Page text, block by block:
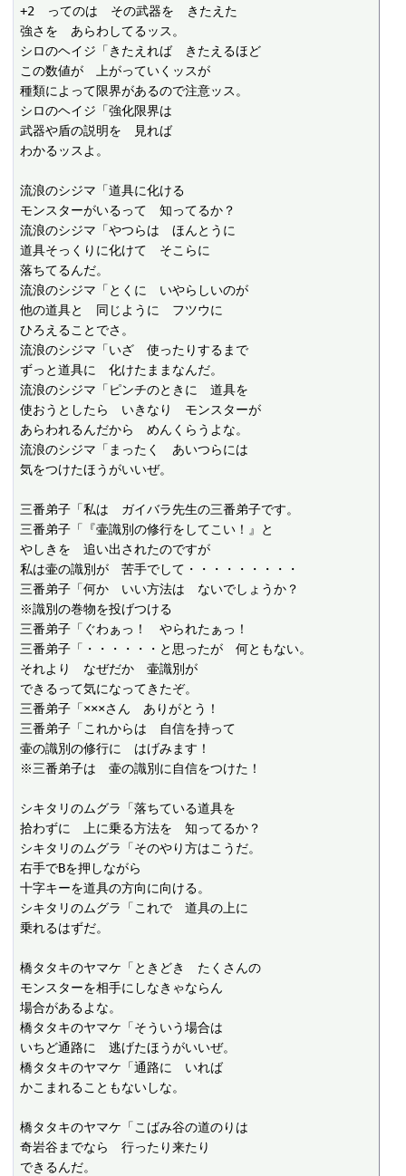
+2　ってのは　その武器を　きたえた
強さを　あらわしてるッス。
シロのヘイジ「きたえれば　きたえるほど
この数値が　上がっていくッスが
種類によって限界があるので注意ッス。
シロのヘイジ「強化限界は
武器や盾の説明を　見れば
わかるッスよ。
流浪のシジマ「道具に化ける
モンスターがいるって　知ってるか？
流浪のシジマ「やつらは　ほんとうに
道具そっくりに化けて　そこらに
落ちてるんだ。
流浪のシジマ「とくに　いやらしいのが
他の道具と　同じように　フツウに
ひろえることでさ。
流浪のシジマ「いざ　使ったりするまで
ずっと道具に　化けたままなんだ。
流浪のシジマ「ピンチのときに　道具を
使おうとしたら　いきなり　モンスターが
あらわれるんだから　めんくらうよな。
流浪のシジマ「まったく　あいつらには
気をつけたほうがいいぜ。
三番弟子「私は　ガイバラ先生の三番弟子です。
三番弟子「『壷識別の修行をしてこい！』と
やしきを　追い出されたのですが
私は壷の識別が　苦手でして・・・・・・・・・
三番弟子「何か　いい方法は　ないでしょうか？
※識別の巻物を投げつける
三番弟子「ぐわぁっ！　やられたぁっ！
三番弟子「・・・・・・と思ったが　何ともない。
それより　なぜだか　壷識別が
できるって気になってきたぞ。
三番弟子「×××さん　ありがとう！
三番弟子「これからは　自信を持って
壷の識別の修行に　はげみます！
※三番弟子は　壷の識別に自信をつけた！
シキタリのムグラ「落ちている道具を
拾わずに　上に乗る方法を　知ってるか？
シキタリのムグラ「そのやり方はこうだ。
右手でBを押しながら
十字キーを道具の方向に向ける。
シキタリのムグラ「これで　道具の上に
乗れるはずだ。
橋タタキのヤマケ「ときどき　たくさんの
モンスターを相手にしなきゃならん
場合があるよな。
橋タタキのヤマケ「そういう場合は
いちど通路に　逃げたほうがいいぜ。
橋タタキのヤマケ「通路に　いれば
かこまれることもないしな。
橋タタキのヤマケ「こばみ谷の道のりは
奇岩谷までなら　行ったり来たり
できるんだ。